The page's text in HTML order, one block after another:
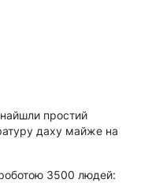
простий
даху майже на
3500 людей: